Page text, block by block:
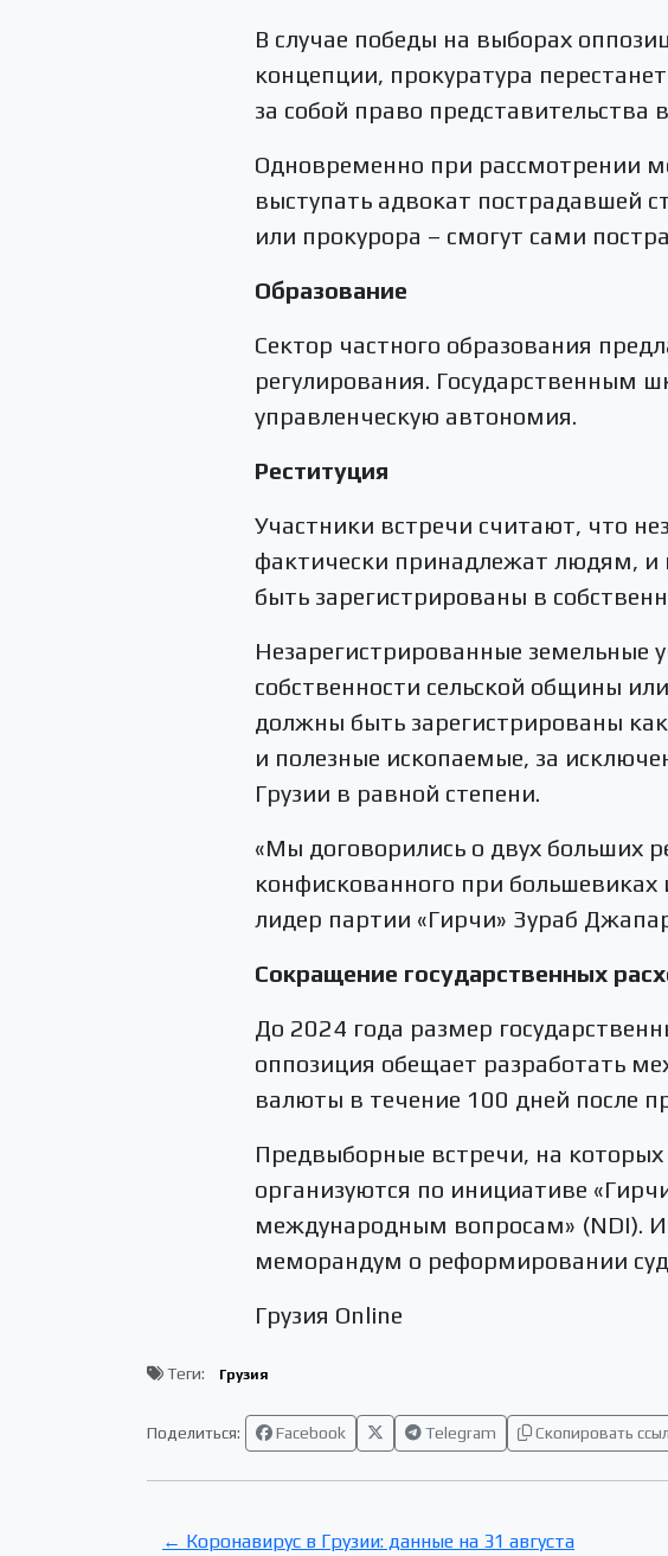
В случае победы на выборах
концепции, прокуратура
за собой право представительства
Одновременно при рассмотрении
выступать адвокат пострадавшей
или прокурора – смогут сами
Образование
Сектор частного образования
регулирования. Государственным
управленческую автономия.
Реституция
Участники встречи считают, что
фактически принадлежат людям, и
быть зарегистрированы в
Незарегистрированные земельные
собственности сельской общины
должны быть зарегистрированы
и полезные ископаемые, за
Грузии в равной степени.
«Мы договорились о двух больших
конфискованного при
лидер партии «Гирчи» Зураб
Сокращение государственных
До 2024 года размер
оппозиция обещает разработать
валюты в течение 100 дней после
Предвыборные встречи, на
организуются по инициативе
международным вопросам» (NDI).
меморандум о реформировании
Грузия Online
Теги: Грузия
Поделиться: Facebook Telegram Скопировать
← Коронавирус в Грузии: данные на 31 августа